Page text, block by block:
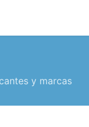
y marcas